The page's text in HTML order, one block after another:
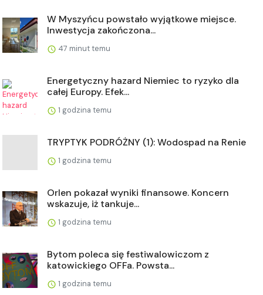
W Myszyńcu powstało wyjątkowe miejsce.
Inwestycja zakończona...
47 minut temu
Energetyczny hazard Niemiec to ryzyko dla
całej Europy. Efek...
1 godzina temu
TRYPTYK PODRÓŻNY (1): Wodospad na Renie
1 godzina temu
Orlen pokazał wyniki finansowe. Koncern
wskazuje, iż tankuje...
1 godzina temu
Bytom poleca się festiwalowiczom z
katowickiego OFFa. Powsta...
1 godzina temu